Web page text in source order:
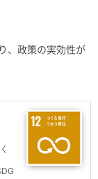
、政策の実効性が